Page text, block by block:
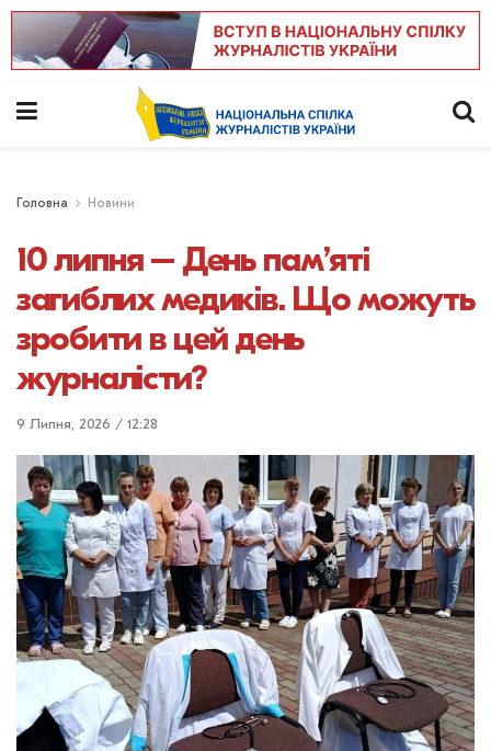
Головна Новини
10 липня – День пам’яті
загиблих медиків. Що можуть
зробити в цей день
журналісти?
9 Липня, 2026 / 12:28